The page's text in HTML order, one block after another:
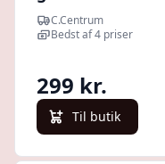
Fablewood
C.Centrum
Bedst af 4 priser
299 kr.
Til butik